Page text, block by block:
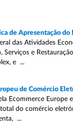
de Apresentação
das Atividades
Serviços e
e ...
de Comércio
Ecommerce Europe
do comércio
...